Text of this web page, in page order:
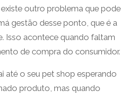
outro problema que pode
gestão desse ponto, que é a
Isso acontece quando faltam
de compra do consumidor.
até o seu pet shop esperando
produto, mas quando